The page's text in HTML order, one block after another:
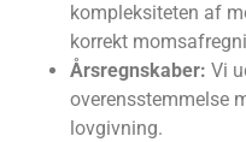
kompleksiteten af
korrekt
Årsregnskaber: Vi
overensstemmelse
lovgivning.